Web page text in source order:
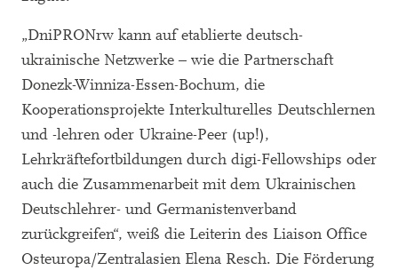
„DniPRONrw kann auf etablierte deutsch-
ukrainische Netzwerke – wie die Partnerschaft
Donezk-Winniza-Essen-Bochum, die
Kooperationsprojekte Interkulturelles Deutschlernen
und -lehren oder Ukraine-Peer (up!),
Lehrkräftefortbildungen durch digi-Fellowships oder
auch die Zusammenarbeit mit dem Ukrainischen
Deutschlehrer- und Germanistenverband
zurückgreifen“, weiß die Leiterin des Liaison Office
Osteuropa/Zentralasien Elena Resch. Die Förderung